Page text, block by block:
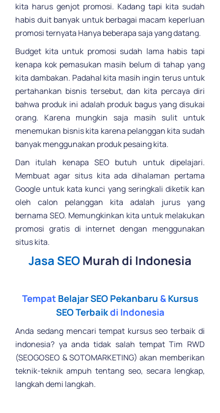
kita harus genjot promosi. Kadang tapi kita sudah
habis duit banyak untuk berbagai macam keperluan
promosi ternyata Hanya beberapa saja yang datang.
Budget kita untuk promosi sudah lama habis tapi
kenapa kok pemasukan masih belum di tahap yang
kita dambakan. Padahal kita masih ingin terus untuk
pertahankan bisnis tersebut, dan kita percaya diri
bahwa produk ini adalah produk bagus yang disukai
orang. Karena mungkin saja masih sulit untuk
menemukan bisnis kita karena pelanggan kita sudah
banyak menggunakan produk pesaing kita.
Dan itulah kenapa SEO butuh untuk dipelajari.
Membuat agar situs kita ada dihalaman pertama
Google untuk kata kunci yang seringkali diketik kan
oleh calon pelanggan kita adalah jurus yang
bernama SEO. Memungkinkan kita untuk melakukan
promosi gratis di internet dengan menggunakan
situs kita.
Jasa SEOMurah di Indonesia
TempatBelajar SEO Pekanbaru &Kursus
SEO Terbaikdi Indonesia
Anda sedang mencari tempat kursus seo terbaik di
indonesia? ya anda tidak salah tempat Tim RWD
(SEOGOSEO & SOTOMARKETING) akan memberikan
teknik-teknik ampuh tentang seo, secara lengkap,
langkah demi langkah.